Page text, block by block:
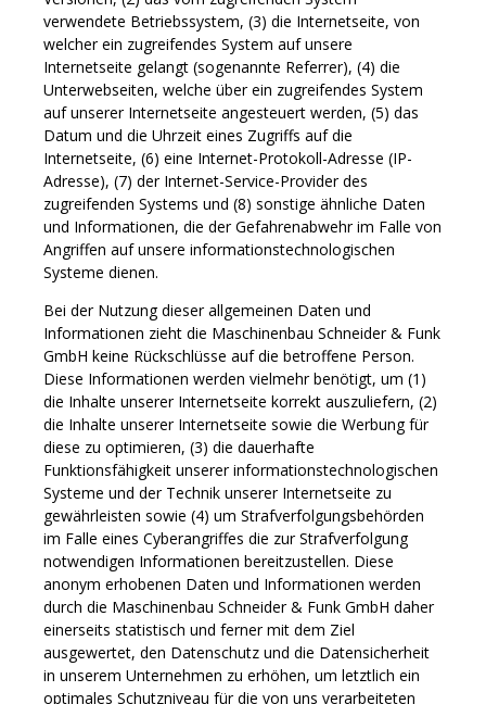
verwendete Betriebssystem, (3) die Internetseite, von
welcher ein zugreifendes System auf unsere
Internetseite gelangt (sogenannte Referrer), (4) die
Unterwebseiten, welche über ein zugreifendes System
auf unserer Internetseite angesteuert werden, (5) das
Datum und die Uhrzeit eines Zugriffs auf die
Internetseite, (6) eine Internet-Protokoll-Adresse (IP-
Adresse), (7) der Internet-Service-Provider des
zugreifenden Systems und (8) sonstige ähnliche Daten
und Informationen, die der Gefahrenabwehr im Falle von
Angriffen auf unsere informationstechnologischen
Systeme dienen.
Bei der Nutzung dieser allgemeinen Daten und
Informationen zieht die Maschinenbau Schneider & Funk
GmbH keine Rückschlüsse auf die betroffene Person.
Diese Informationen werden vielmehr benötigt, um (1)
die Inhalte unserer Internetseite korrekt auszuliefern, (2)
die Inhalte unserer Internetseite sowie die Werbung für
diese zu optimieren, (3) die dauerhafte
Funktionsfähigkeit unserer informationstechnologischen
Systeme und der Technik unserer Internetseite zu
gewährleisten sowie (4) um Strafverfolgungsbehörden
im Falle eines Cyberangriffes die zur Strafverfolgung
notwendigen Informationen bereitzustellen. Diese
anonym erhobenen Daten und Informationen werden
durch die Maschinenbau Schneider & Funk GmbH daher
einerseits statistisch und ferner mit dem Ziel
ausgewertet, den Datenschutz und die Datensicherheit
in unserem Unternehmen zu erhöhen, um letztlich ein
optimales Schutzniveau für die von uns verarbeiteten